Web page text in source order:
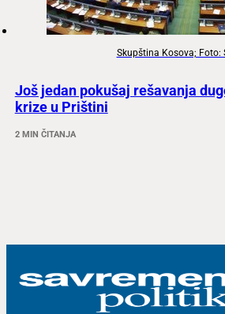
Skupština Kosova; Foto:
Još jedan pokušaj rešavanja
krize u Prištini
2 MIN ČITANJA